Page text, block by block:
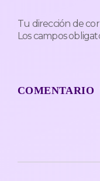
Tu dirección de
Los campos